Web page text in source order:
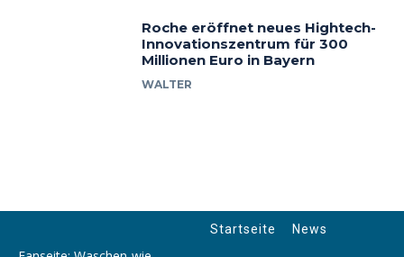
Roche eröffnet neues Hightech-
Innovationszentrum für 300
Millionen Euro in Bayern
WALTER
Startseite News